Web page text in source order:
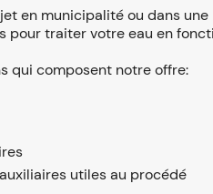
en municipalité ou dans
pour traiter votre eau en
qui composent notre offre:
utiles au procédé